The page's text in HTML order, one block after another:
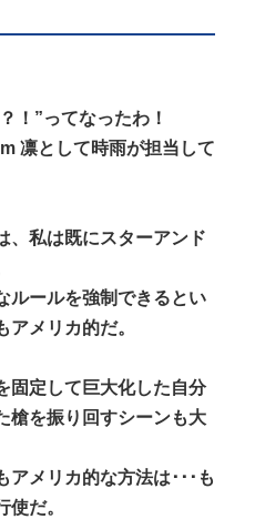
！”ってなったわ！
凛として時雨が担当して
、私は既にスターアンド
ルールを強制できるとい
アメリカ的だ。
固定して巨大化した自分
槍を振り回すシーンも大
アメリカ的な方法は･･･も
だ。